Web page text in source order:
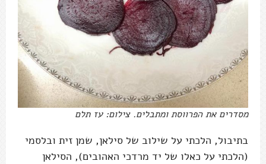
מסדרים את הפרווסת ומתבלים. צילום: עז תלם
בתיבול, הלכתי על שילוב של סילאן, שמן זית ובלסמי
(הלכתי על כאלו של יד מרדכי האהובים), הסילאן